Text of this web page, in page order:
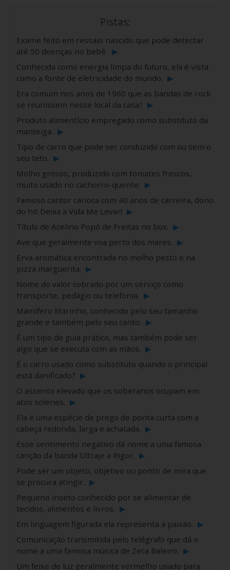
Pistas:
Exame feito em ressaio nascido que pode detectar
até 50 doenças no bebê. ▶
Conhecida como energia limpa do futuro, ela é vista
como a fonte de eletricidade do mundo. ▶
Era comum nos anos de 1960 que as bandas de rock
se reunissem nesse local da casa? ▶
Produto alimentício empregado como substituto da
manteiga. ▶
Tipo de carro que pode ser conduzido com ou sem o
seu teto. ▶
Molho grosso, produzido com tomates frescos,
muito usado no cachorro-quente. ▶
Famoso cantor carioca com 40 anos de carreira, dono
do hit Deixa a Vida Me Levar! ▶
Título de Acelino Popó de Freitas no box. ▶
Ave que geralmente voa perto dos mares. ▶
Erva aromática encontrada no molho pesto e na
pizza marguerita. ▶
Nome do valor cobrado por um serviço como
transporte, pedágio ou telefonia. ▶
Mamífero Marinho, conhecido pelo seu tamanho
grande e também pelo seu canto. ▶
É um tipo de guia prático, mas também pode ser
algo que se executa com as mãos. ▶
É o carro usado como substituto quando o principal
está danificado? ▶
O assento elevado que os soberanos ocupam em
atos solenes. ▶
Ela é uma espécie de prego de ponta curta com a
cabeça redonda, larga e achatada. ▶
Esse sentimento negativo dá nome a uma famosa
canção da banda Ultraje a Rigor. ▶
Pode ser um objeto, objetivo ou ponto de mira que
se procura atingir. ▶
Pequeno inseto conhecido por se alimentar de
tecidos, alimentos e livros. ▶
Em linguagem figurada ela representa a paixão. ▶
Comunicação transmitida pelo telégrafo que dá o
nome a uma famosa música de Zeca Baleiro. ▶
Um feixe de luz geralmente vermelho usado para